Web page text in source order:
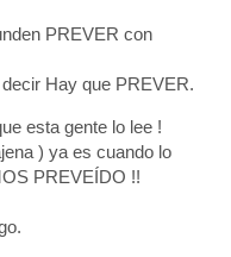
PREVER con
Hay que PREVER.
esta gente lo lee !
) ya es cuando lo
PREVEÍDO !!